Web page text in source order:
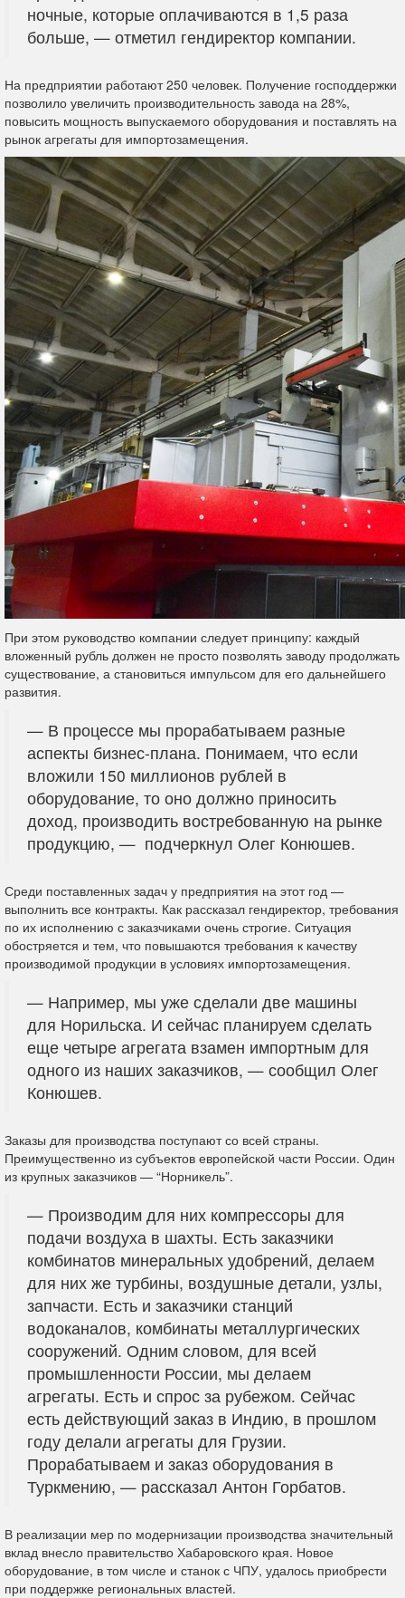
ночные, которые оплачиваются в 1,5 раза
больше, — отметил гендиректор компании.
На предприятии работают 250 человек. Получение господдержки
позволило увеличить производительность завода на 28%,
повысить мощность выпускаемого оборудования и поставлять на
рынок агрегаты для импортозамещения.
При этом руководство компании следует принципу: каждый
вложенный рубль должен не просто позволять заводу продолжать
существование, а становиться импульсом для его дальнейшего
развития.
— В процессе мы прорабатываем разные
аспекты бизнес-плана. Понимаем, что если
вложили 150 миллионов рублей в
оборудование, то оно должно приносить
доход, производить востребованную на рынке
продукцию, — подчеркнул Олег Конюшев.
Среди поставленных задач у предприятия на этот год —
выполнить все контракты. Как рассказал гендиректор, требования
по их исполнению с заказчиками очень строгие. Ситуация
обостряется и тем, что повышаются требования к качеству
производимой продукции в условиях импортозамещения.
— Например, мы уже сделали две машины
для Норильска. И сейчас планируем сделать
еще четыре агрегата взамен импортным для
одного из наших заказчиков, — сообщил Олег
Конюшев.
Заказы для производства поступают со всей страны.
Преимущественно из субъектов европейской части России. Один
из крупных заказчиков — “Норникель”.
— Производим для них компрессоры для
подачи воздуха в шахты. Есть заказчики
комбинатов минеральных удобрений, делаем
для них же турбины, воздушные детали, узлы,
запчасти. Есть и заказчики станций
водоканалов, комбинаты металлургических
сооружений. Одним словом, для всей
промышленности России, мы делаем
агрегаты. Есть и спрос за рубежом. Сейчас
есть действующий заказ в Индию, в прошлом
году делали агрегаты для Грузии.
Прорабатываем и заказ оборудования в
Туркмению, — рассказал Антон Горбатов.
В реализации мер по модернизации производства значительный
вклад внесло правительство Хабаровского края. Новое
оборудование, в том числе и станок с ЧПУ, удалось приобрести
при поддержке региональных властей.